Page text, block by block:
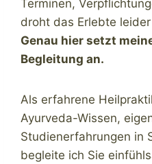
Terminen,
droht das Erlebte
Genau hier setzt
Begleitung an.
Als erfahrene
Ayurveda-Wissen,
Studienerfahrungen in
begleite ich Sie